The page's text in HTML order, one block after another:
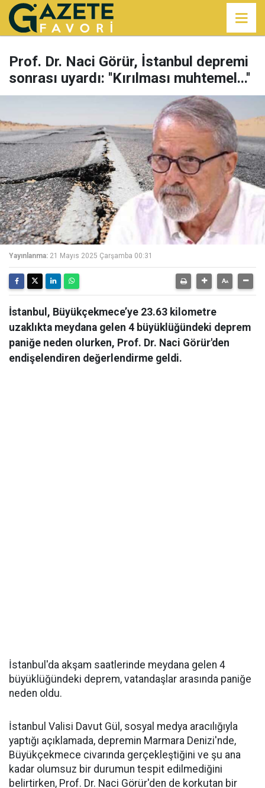
Prof. Dr. Naci Görür, İstanbul depremi
sonrası uyardı: ''Kırılması muhtemel...''
Yayınlanma: 21 Mayıs 2025 Çarşamba 00:31
İstanbul, Büyükçekmece’ye 23.63 kilometre
uzaklıkta meydana gelen 4 büyüklüğündeki deprem
paniğe neden olurken, Prof. Dr. Naci Görür'den
endişelendiren değerlendirme geldi.
İstanbul'da akşam saatlerinde meydana gelen 4
büyüklüğündeki deprem, vatandaşlar arasında paniğe
neden oldu.
İstanbul Valisi Davut Gül, sosyal medya aracılığıyla
yaptığı açıklamada, depremin Marmara Denizi'nde,
Büyükçekmece civarında gerçekleştiğini ve şu ana
kadar olumsuz bir durumun tespit edilmediğini
belirtirken, Prof. Dr. Naci Görür'den de korkutan bir